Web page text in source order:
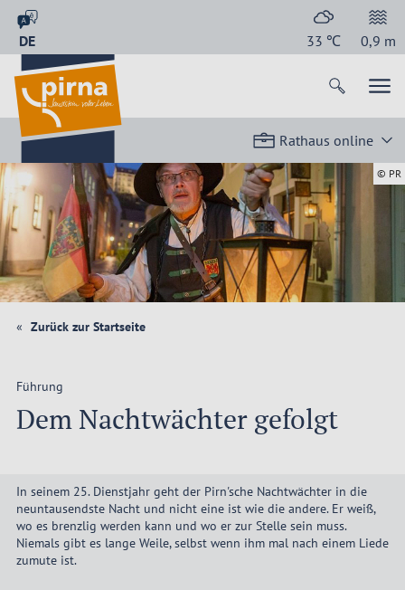
DE 33 ℃ 0,9 m
Rathaus online
© PR
Zurück zur Startseite
Führung
Dem Nachtwächter gefolgt
In seinem 25. Dienstjahr geht der Pirn'sche Nachtwächter in die
neuntausendste Nacht und nicht eine ist wie die andere. Er weiß,
wo es brenzlig werden kann und wo er zur Stelle sein muss.
Niemals gibt es lange Weile, selbst wenn ihm mal nach einem Liede
zumute ist.